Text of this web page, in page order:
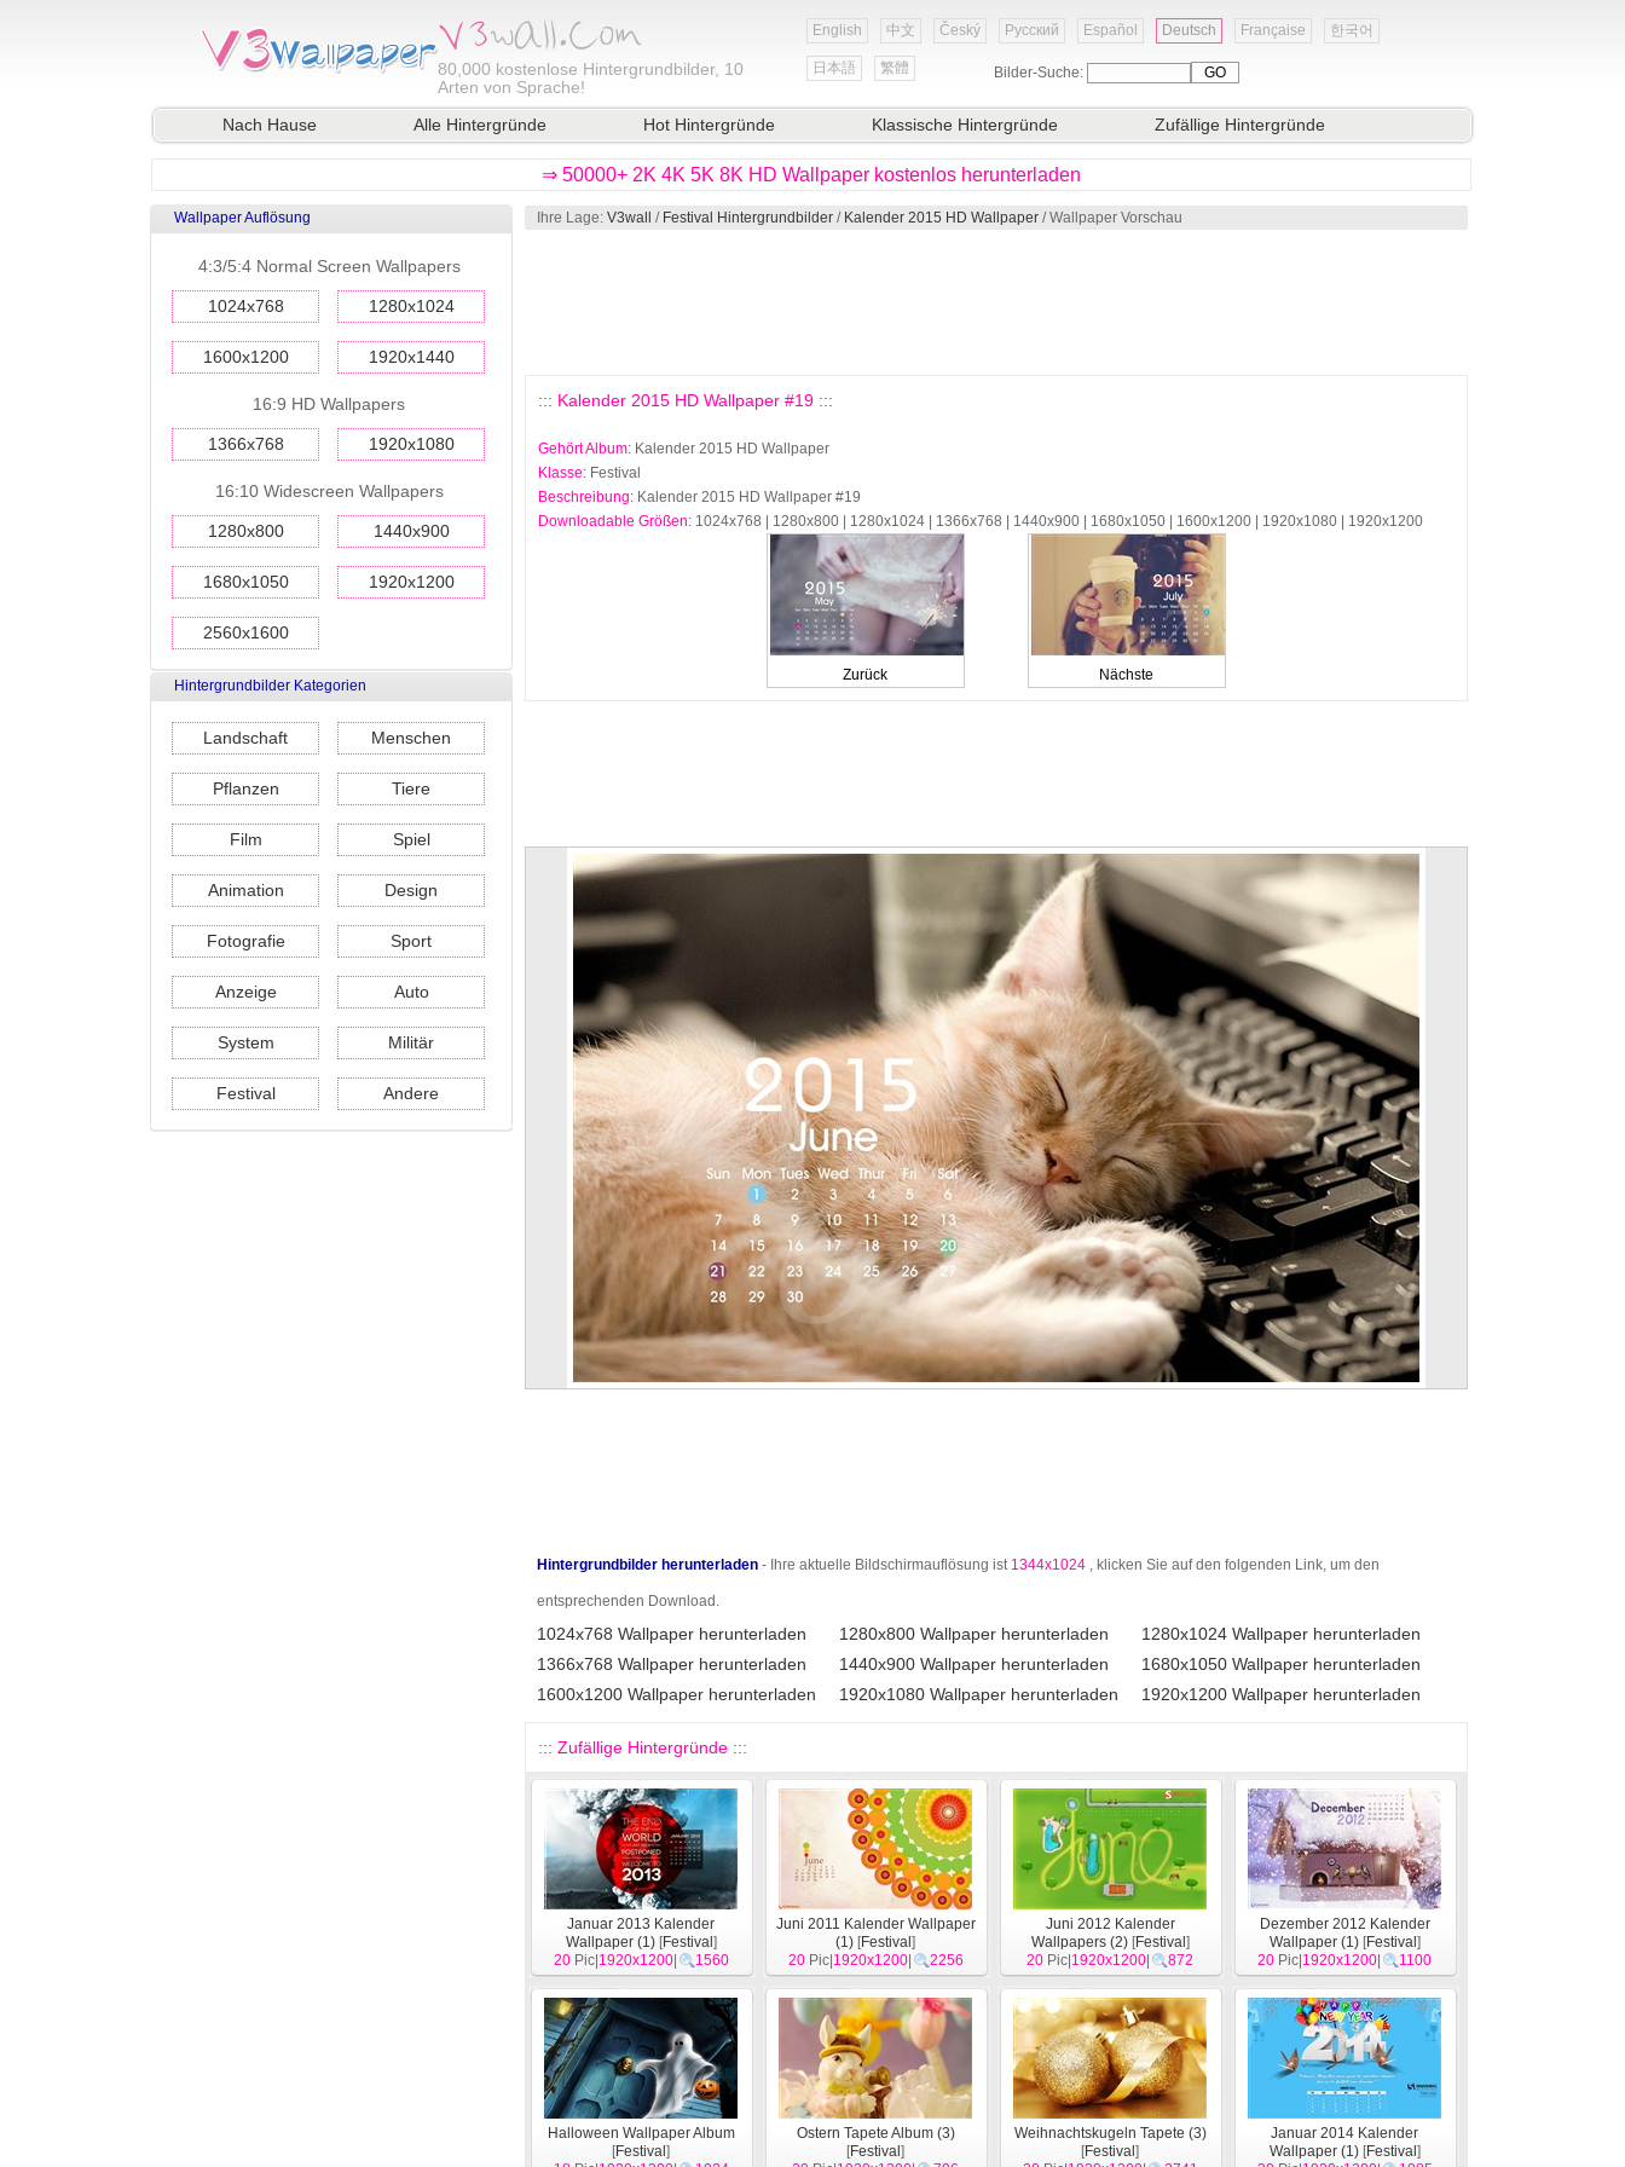
80,000 kostenlose Hintergrundbilder, 10
Arten von Sprache!
English 中文 Český Русский Español Deutsch Française 한국어
日本語 繁體 Bilder-Suche:
Nach Hause Alle Hintergründe Hot Hintergründe Klassische Hintergründe Zufällige Hintergründe
⇒ 50000+ 2K 4K 5K 8K HD Wallpaper kostenlos herunterladen
Wallpaper Auflösung
4:3/5:4 Normal Screen Wallpapers
1024x768 1280x1024
1600x1200 1920x1440
16:9 HD Wallpapers
1366x768 1920x1080
16:10 Widescreen Wallpapers
1280x800 1440x900
1680x1050 1920x1200
2560x1600
Hintergrundbilder Kategorien
Landschaft Menschen
Pflanzen Tiere
Film Spiel
Animation Design
Fotografie Sport
Anzeige Auto
System Militär
Festival Andere
Ihre Lage: V3wall / Festival Hintergrundbilder / Kalender 2015 HD Wallpaper / Wallpaper Vorschau
::: Kalender 2015 HD Wallpaper #19 :::
Gehört Album: Kalender 2015 HD Wallpaper
Klasse: Festival
Beschreibung: Kalender 2015 HD Wallpaper #19
Downloadable Größen: 1024x768 | 1280x800 | 1280x1024 | 1366x768 | 1440x900 | 1680x1050 | 1600x1200 | 1920x1080 | 1920x1200
Zurück Nächste
Hintergrundbilder herunterladen - Ihre aktuelle Bildschirmauflösung ist 1344x1024 , klicken Sie auf den folgenden Link, um den
entsprechenden Download.
1024x768 Wallpaper herunterladen 1280x800 Wallpaper herunterladen
1280x1024 Wallpaper herunterladen
1366x768 Wallpaper herunterladen
1440x900 Wallpaper herunterladen
1680x1050 Wallpaper herunterladen
1600x1200 Wallpaper herunterladen
1920x1080 Wallpaper herunterladen 1920x1200 Wallpaper herunterladen
::: Zufällige Hintergründe :::
Januar 2013 Kalender
Wallpaper (1)[Festival ]
20Pic| 1920x1200| 1560
Juni 2011 Kalender Wallpaper
(1) [Festival ]
20Pic| 1920x1200| 2256
Juni 2012 Kalender
Wallpapers (2)[Festival ]
20 Pic| 1920x1200 872
Dezember 2012 Kalender
Wallpaper (1)[Festival ]
20 Pic| 1920x1200 1100
Halloween Wallpaper Album
[Festival ]
Ostern Tapete Album (3)
[Festival ]
Weihnachtskugeln Tapete (3)
[Festival ]
Januar 2014 Kalender
Wallpaper (1)[Festival ]